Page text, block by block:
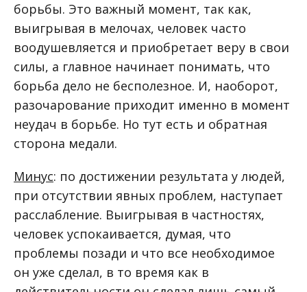
борьбы. Это важный момент, так как,
выигрывая в мелочах, человек часто
воодушевляется и приобретает веру в свои
силы, а главное начинает понимать, что
борьба дело не бесполезное. И, наоборот,
разочарование приходит именно в момент
неудач в борьбе. Но тут есть и обратная
сторона медали.
Минус: по достижении результата у людей,
при отсутствии явных проблем, наступает
расслабление. Выигрывая в частностях,
человек успокаивается, думая, что
проблемы позади и что все необходимое
он уже сделал, в то время как в